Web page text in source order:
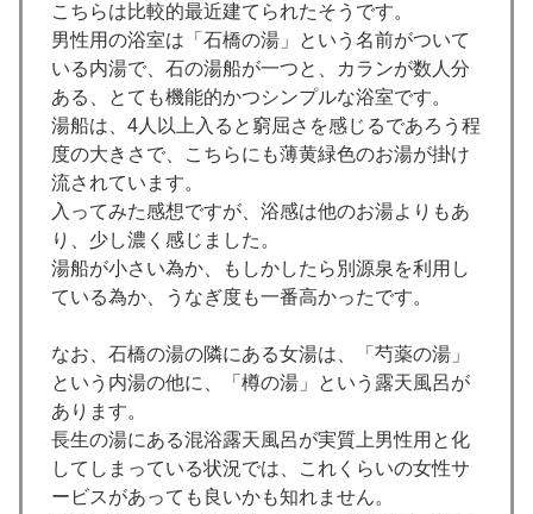
こちらは比較的最近建てられたそうです。
男性用の浴室は「石橋の湯」という名前がついて
いる内湯で、石の湯船が一つと、カランが数人分
ある、とても機能的かつシンプルな浴室です。
湯船は、4人以上入ると窮屈さを感じるであろう程
度の大きさで、こちらにも薄黄緑色のお湯が掛け
流されています。
入ってみた感想ですが、浴感は他のお湯よりもあ
り、少し濃く感じました。
湯船が小さい為か、もしかしたら別源泉を利用し
ている為か、うなぎ度も一番高かったです。
なお、石橋の湯の隣にある女湯は、「芍薬の湯」
という内湯の他に、「樽の湯」という露天風呂が
あります。
長生の湯にある混浴露天風呂が実質上男性用と化
してしまっている状況では、これくらいの女性サ
ービスがあっても良いかも知れません。